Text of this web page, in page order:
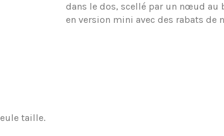
dans le dos, scellé par un nœud au
en version mini avec des rabats de
taille.